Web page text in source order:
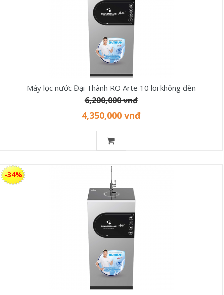
Máy lọc nước Đại Thành RO Arte 10 lõi không đèn
6,200,000 vnđ
4,350,000 vnđ
-34%